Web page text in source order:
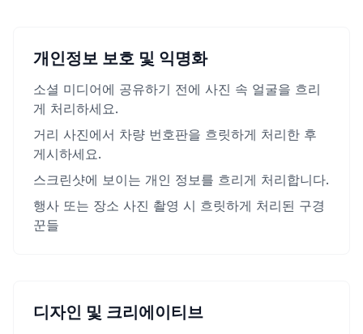
개인정보 보호 및 익명화
소셜 미디어에 공유하기 전에 사진 속 얼굴을 흐리
게 처리하세요.
거리 사진에서 차량 번호판을 흐릿하게 처리한 후
게시하세요.
스크린샷에 보이는 개인 정보를 흐리게 처리합니다.
행사 또는 장소 사진 촬영 시 흐릿하게 처리된 구경
꾼들
디자인 및 크리에이티브